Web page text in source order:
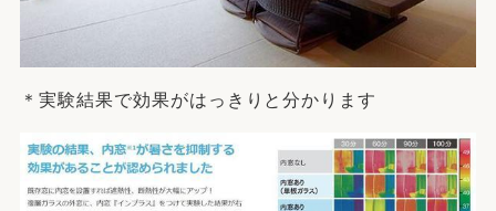
＊実験結果で効果がはっきりと分かります